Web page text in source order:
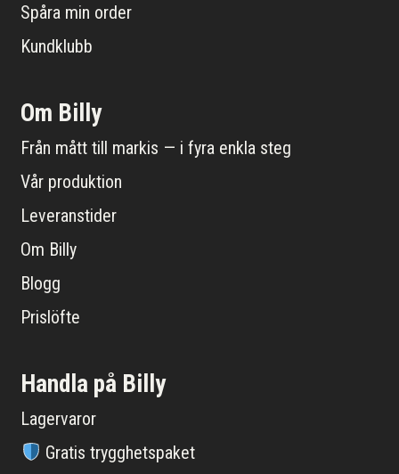
Spåra min order
Kundklubb
Om Billy
Från mått till markis — i fyra enkla steg
Vår produktion
Leveranstider
Om Billy
Blogg
Prislöfte
Handla på Billy
Lagervaror
Gratis trygghetspaket